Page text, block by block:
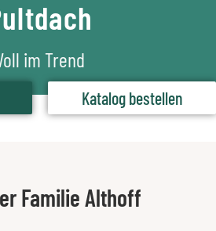
im Trend
Katalog bestellen
Familie Althoff